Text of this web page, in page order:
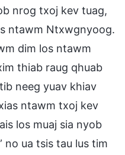
nrog txoj kev tuag,
ntawm Ntxwgnyoog.
dim los ntawm
thiab raug qhuab
neeg yuav khiav
ntawm txoj kev
los muaj sia nyob
no ua tsis tau lus tim